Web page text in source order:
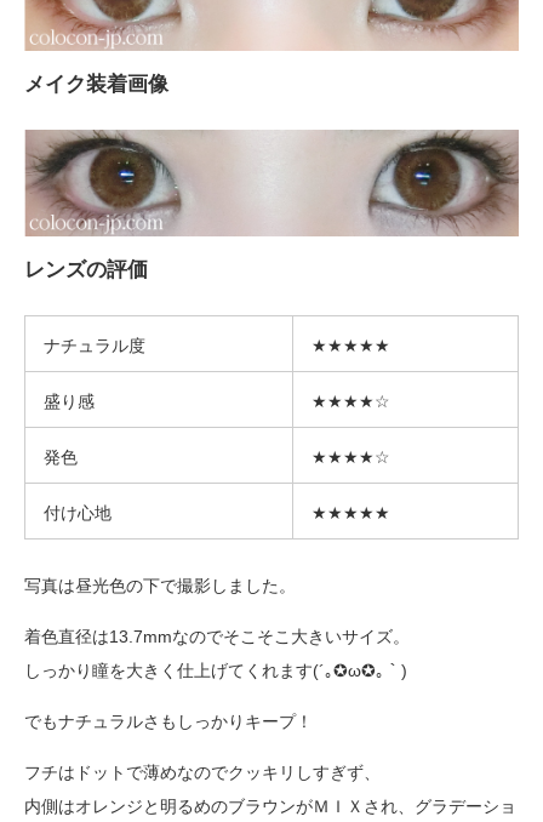
メイク装着画像
レンズの評価
ナチュラル度 ★★★★★
盛り感 ★★★★☆
発色 ★★★★☆
付け心地 ★★★★★
写真は昼光色の下で撮影しました。
着色直径は13.7mmなのでそこそこ大きいサイズ。
しっかり瞳を大きく仕上げてくれます(´｡✪ω✪｡｀)
でもナチュラルさもしっかりキープ！
フチはドットで薄めなのでクッキリしすぎず、
内側はオレンジと明るめのブラウンがＭＩＸされ、グラデーショ